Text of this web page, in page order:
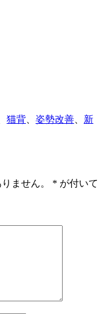
猫背 姿勢改善
新
ません。 * が付いて